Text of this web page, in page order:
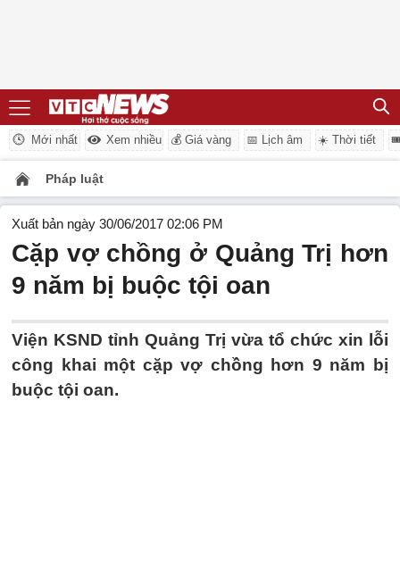
Mới nhất Xem nhiều 💰 Giá vàng 📅 Lịch âm ☀️ Thời tiết
Pháp luật
Xuất bản ngày 30/06/2017 02:06 PM
Cặp vợ chồng ở Quảng Trị hơn
9 năm bị buộc tội oan
Viện KSND tỉnh Quảng Trị vừa tổ chức xin lỗi
công khai một cặp vợ chồng hơn 9 năm bị
buộc tội oan.